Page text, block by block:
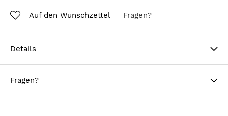
Auf den Wunschzettel Fragen?
Details
Fragen?